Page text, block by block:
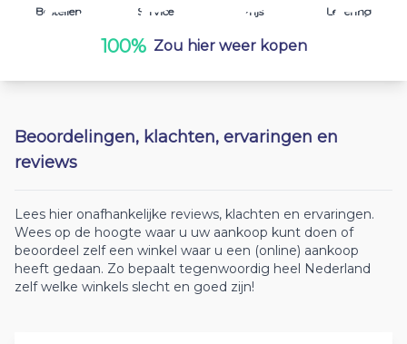
Bestellen Service Prijs Levering
100% Zou hier weer kopen
Beoordelingen, klachten, ervaringen en
reviews
Lees hier onafhankelijke reviews, klachten en ervaringen.
Wees op de hoogte waar u uw aankoop kunt doen of
beoordeel zelf een winkel waar u een (online) aankoop
heeft gedaan. Zo bepaalt tegenwoordig heel Nederland
zelf welke winkels slecht en goed zijn!